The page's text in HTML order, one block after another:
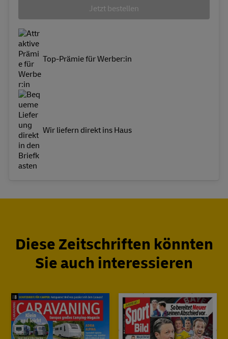
Jetzt bestellen
Top-Prämie für Werber:in
Wir liefern direkt ins Haus
Diese Zeitschriften könnten
Sie auch interessieren